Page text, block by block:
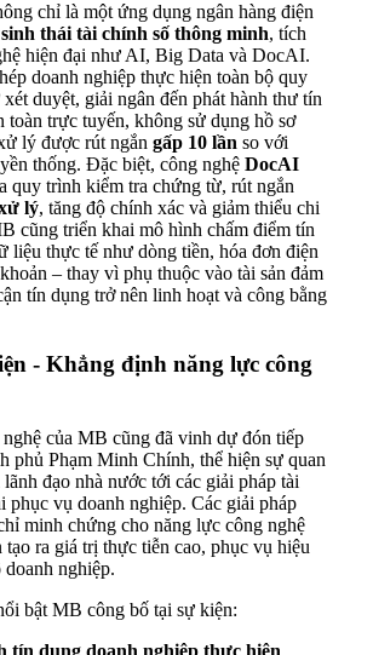
chỉ là một ứng dụng ngân hàng điện
thái tài chính số thông minh, tích
hiện đại như AI, Big Data và DocAI.
doanh nghiệp thực hiện toàn bộ quy
duyệt, giải ngân đến phát hành thư tín
toàn trực tuyến, không sử dụng hồ sơ
lý được rút ngắn gấp 10 lần so với
thống. Đặc biệt, công nghệ DocAI
quy trình kiểm tra chứng từ, rút ngắn
lý, tăng độ chính xác và giảm thiểu chi
cũng triển khai mô hình chấm điểm tín
liệu thực tế như dòng tiền, hóa đơn điện
– thay vì phụ thuộc vào tài sản đảm
tín dụng trở nên linh hoạt và công bằng
- Khẳng định năng lực công
của MB cũng đã vinh dự đón tiếp
phủ Phạm Minh Chính, thể hiện sự quan
lãnh đạo nhà nước tới các giải pháp tài
phục vụ doanh nghiệp. Các giải pháp
minh chứng cho năng lực công nghệ
ra giá trị thực tiễn cao, phục vụ hiệu
nghiệp.
bật MB công bố tại sự kiện:
tín dụng doanh nghiệp thực hiện